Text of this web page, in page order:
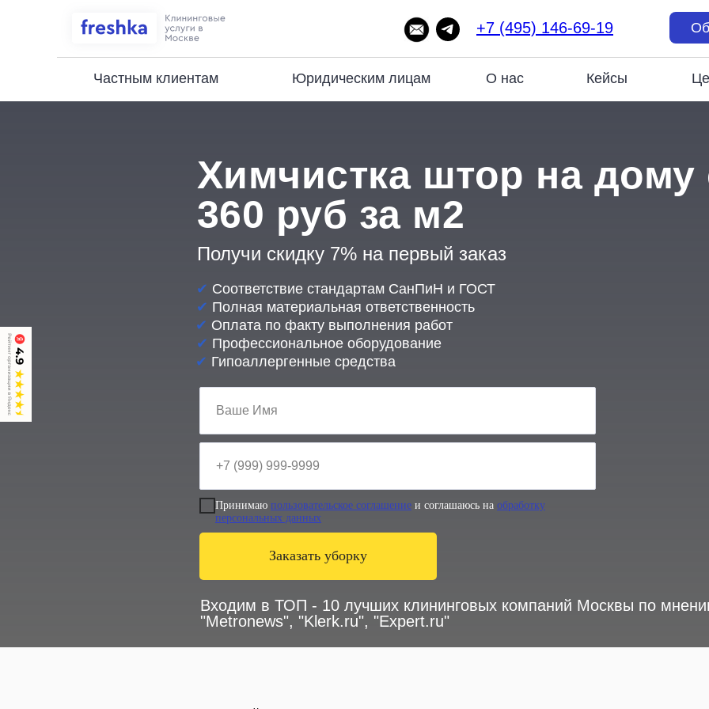
Кейсы
О нас
Частным клиентам Юридическим лицам
+7 (495) 146-69-19
Химчистка штор на дому
360 руб за м2
✔ Оплата по факту выполнения работ
✔ Гипоаллергенные средства
✔ Профессиональное оборудование
Входим в ТОП - 10 лучших клининговых компаний Москвы по
"Metronews", "Klerk.ru", "Expert.ru"
✔ Соответствие стандартам СанПиН и ГОСТ
Принимаю пользовательское соглашение и соглашаюсь на обработку
персональных данных
Заказать уборку
✔ Полная материальная ответственность
Получи скидку 7%на первый заказ